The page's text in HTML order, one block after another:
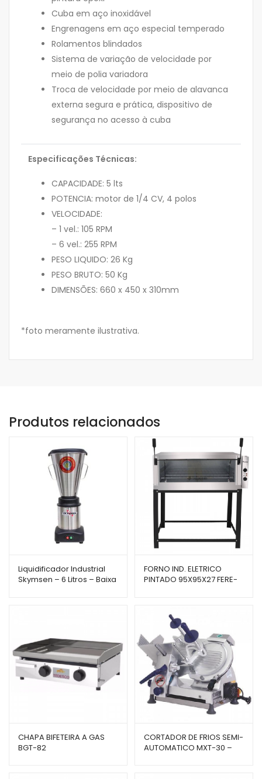
Cuba em aço inoxidável
Engrenagens em aço especial temperado
Rolamentos blindados
Sistema de variação de velocidade por
meio de polia variadora
Troca de velocidade por meio de alavanca
externa segura e prática, dispositivo de
segurança no acesso à cuba
Especificações Técnicas:
CAPACIDADE: 5 lts
POTENCIA: motor de 1/4 CV, 4 polos
VELOCIDADE:
– 1 vel.: 105 RPM
– 6 vel.: 255 RPM
PESO LIQUIDO: 26 Kg
PESO BRUTO: 50 Kg
DIMENSÕES: 660 x 450 x 310mm
*foto meramente ilustrativa.
Produtos relacionados
Liquidificador Industrial
Skymsen – 6 Litros – Baixa
FORNO IND. ELETRICO
PINTADO 95X95X27 FERE-
CHAPA BIFETEIRA A GAS
BGT-82
CORTADOR DE FRIOS SEMI-
AUTOMATICO MXT-30 –